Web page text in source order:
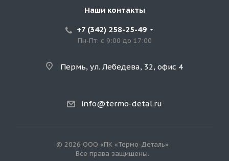
Наши контакты
+7 (342) 258-25-49
Пн-Пт: с 9:00 до 17:00
Пермь, ул. Лебедева, 32, офис 4
info@termo-detal.ru
© 2026 ООО «ПК «Термо-Деталь»
Все права защищены.